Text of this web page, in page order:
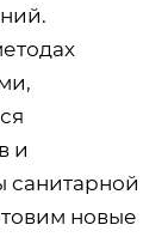
и
санитарной
новые